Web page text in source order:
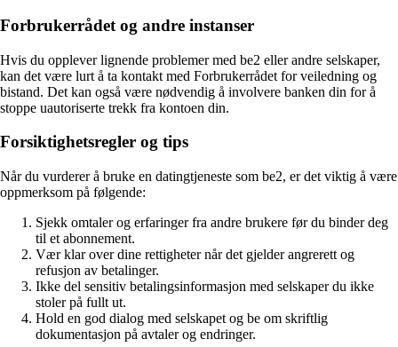
Forbrukerrådet og andre instanser
Hvis du opplever lignende problemer med be2 eller andre selskaper,
kan det være lurt å ta kontakt med Forbrukerrådet for veiledning og
bistand. Det kan også være nødvendig å involvere banken din for å
stoppe uautoriserte trekk fra kontoen din.
Forsiktighetsregler og tips
Når du vurderer å bruke en datingtjeneste som be2, er det viktig å være
oppmerksom på følgende:
Sjekk omtaler og erfaringer fra andre brukere før du binder deg
til et abonnement.
Vær klar over dine rettigheter når det gjelder angrerett og
refusjon av betalinger.
Ikke del sensitiv betalingsinformasjon med selskaper du ikke
stoler på fullt ut.
Hold en god dialog med selskapet og be om skriftlig
dokumentasjon på avtaler og endringer.